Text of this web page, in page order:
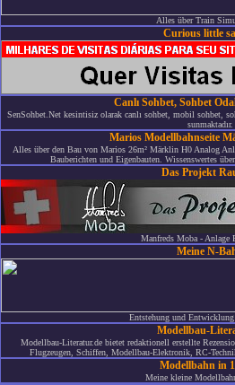
Alles über Train
Curious little
Canlı Sohbet, Sohbet
SenSohbet.Net kesintisiz olarak canlı sohbet, mobil sohbet,
sunmaktadır.
Marios Modellbahnseite
Alles über den Bau von Marios 26m² Märklin H0 Analog
Bauberichten und Eigenbauten. Wissenswertes
Das Projekt
Manfreds Moba - Anlage
Meine N-
Entstehung und
Modellbau-
Modellbau-Literatur.de bietet redaktionell erstellte
Flugzeugen, Schiffen, Modellbau-Elektronik, RC-
Modellbahn in
Meine kleine